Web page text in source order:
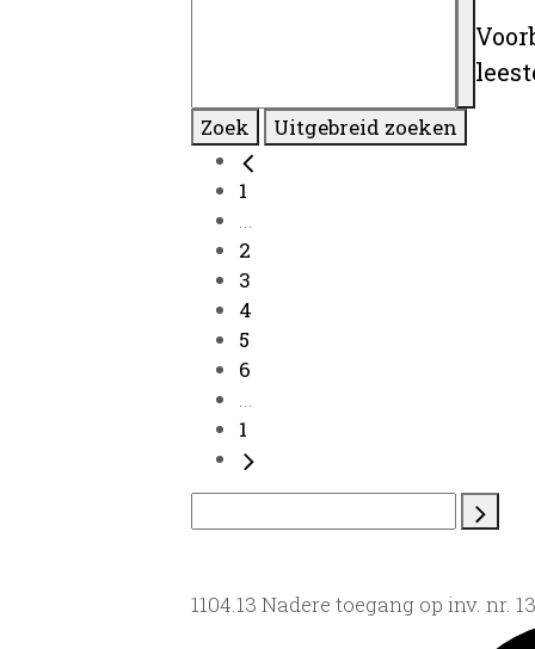
Zoek Uitgebreid zoeken
1
...
2
3
4
5
6
...
1
1104.13 Nadere toegang op inv. nr.